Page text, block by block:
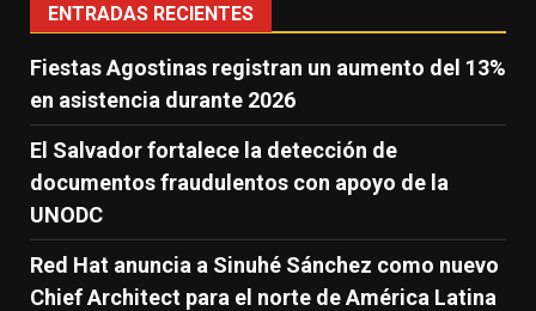
ENTRADAS RECIENTES
Fiestas Agostinas registran un aumento del 13%
en asistencia durante 2026
El Salvador fortalece la detección de
documentos fraudulentos con apoyo de la
UNODC
Red Hat anuncia a Sinuhé Sánchez como nuevo
Chief Architect para el norte de América Latina